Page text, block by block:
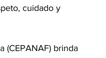
cuidado y
(CEPANAF) brinda